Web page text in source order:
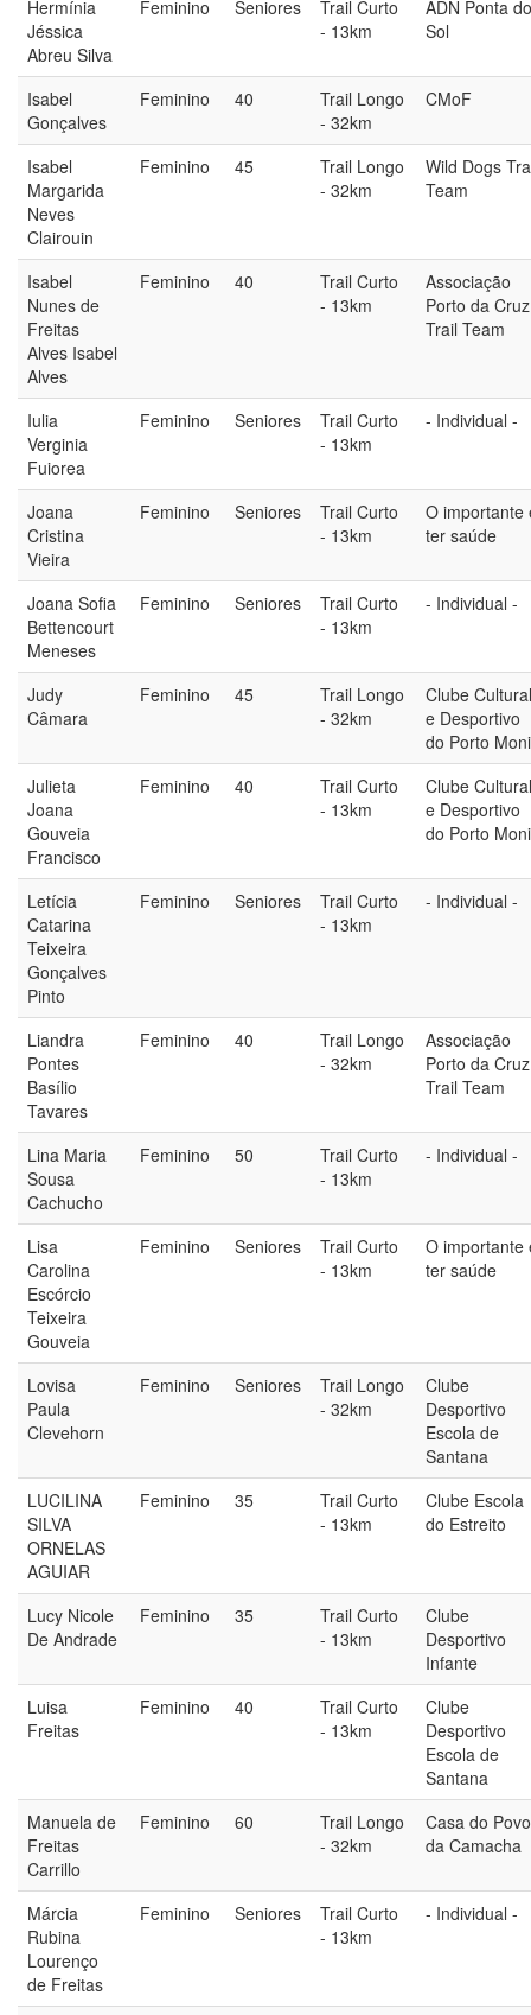
Hermínia
Jéssica
Abreu Silva
Feminino Seniores
Trail Curto
- 13km
ADN Ponta do
Sol
Isabel
Gonçalves
Feminino 40
Trail Longo
- 32km
CMoF
Isabel
Margarida
Neves
Clairouin
Feminino 45
Trail Longo
- 32km
Wild Dogs
Team
Isabel
Nunes de
Freitas
Alves Isabel
Alves
Feminino 40
Trail Curto
- 13km
Associação
Porto da Cruz
Trail Team
Iulia
Verginia
Fuiorea
Feminino Seniores
Trail Curto
- 13km
- Individual -
Joana
Cristina
Vieira
Feminino Seniores
Trail Curto
- 13km
O importante
ter saúde
Joana Sofia
Bettencourt
Meneses
Feminino Seniores
Trail Curto
- 13km
- Individual -
Judy
Câmara
Feminino 45
Trail Longo
- 32km
Clube Cultural
e Desportivo
do Porto
Julieta
Joana
Gouveia
Francisco
Feminino 40
Trail Curto
- 13km
Clube Cultural
e Desportivo
do Porto
Letícia
Catarina
Teixeira
Gonçalves
Pinto
Feminino Seniores
Trail Curto
- 13km
- Individual -
Liandra
Pontes
Basílio
Tavares
Feminino 40
Trail Longo
- 32km
Associação
Porto da Cruz
Trail Team
Lina Maria
Sousa
Cachucho
Feminino 50
Trail Curto
- 13km
- Individual -
Lisa
Carolina
Escórcio
Teixeira
Gouveia
Feminino Seniores
Trail Curto
- 13km
O importante
ter saúde
Lovisa
Paula
Clevehorn
Feminino Seniores
Trail Longo
- 32km
Clube
Desportivo
Escola de
Santana
LUCILINA
SILVA
ORNELAS
AGUIAR
Feminino 35
Trail Curto
- 13km
Clube Escola
do Estreito
Lucy Nicole
De Andrade
Feminino 35
Trail Curto
- 13km
Clube
Desportivo
Infante
Luisa
Freitas
Feminino 40
Trail Curto
- 13km
Clube
Desportivo
Escola de
Santana
Manuela de
Freitas
Carrillo
Feminino 60
Trail Longo
- 32km
Casa do Povo
da Camacha
Márcia
Rubina
Lourenço
de Freitas
Feminino Seniores
Trail Curto
- 13km
- Individual -